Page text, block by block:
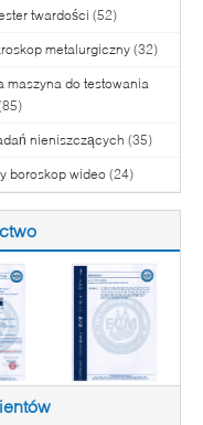
twardości (52)
metalurgiczny (32)
maszyna do testowania
nieniszczących (35)
boroskop wideo (24)